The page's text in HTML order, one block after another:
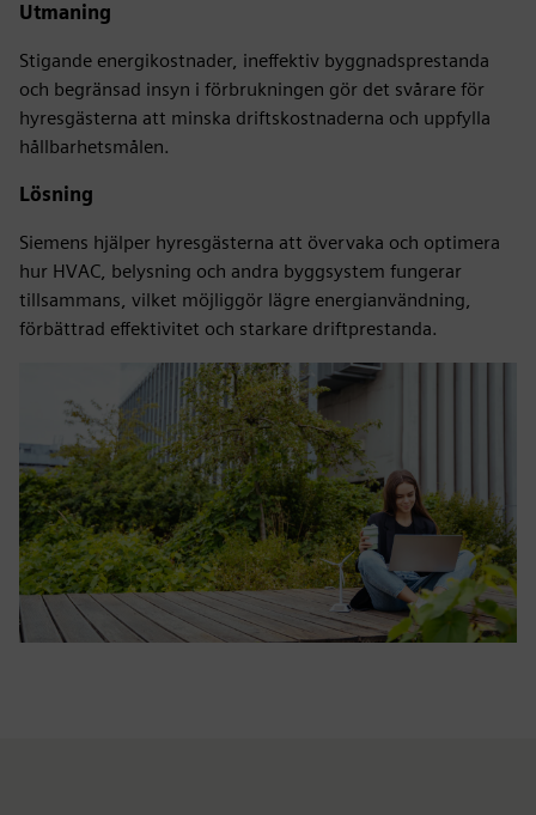
Utmaning
Stigande energikostnader, ineffektiv byggnadsprestanda
och begränsad insyn i förbrukningen gör det svårare för
hyresgästerna att minska driftskostnaderna och uppfylla
hållbarhetsmålen.
Lösning
Siemens hjälper hyresgästerna att övervaka och optimera
hur HVAC, belysning och andra byggsystem fungerar
tillsammans, vilket möjliggör lägre energianvändning,
förbättrad effektivitet och starkare driftprestanda.